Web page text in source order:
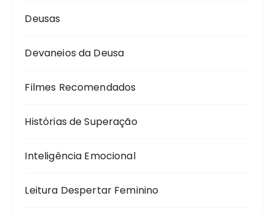
Deusas
Devaneios da Deusa
Filmes Recomendados
Histórias de Superação
Inteligência Emocional
Leitura Despertar Feminino